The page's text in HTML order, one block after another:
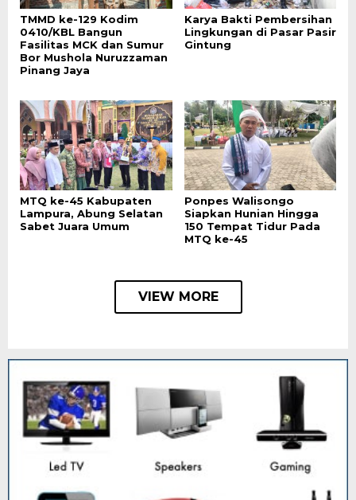
TMMD ke-129 Kodim
0410/KBL Bangun
Fasilitas MCK dan Sumur
Bor Mushola Nuruzzaman
Pinang Jaya
Karya Bakti Pembersihan
Lingkungan di Pasar Pasir
Gintung
MTQ ke-45 Kabupaten
Lampura, Abung Selatan
Sabet Juara Umum
Ponpes Walisongo
Siapkan Hunian Hingga
150 Tempat Tidur Pada
MTQ ke-45
VIEW MORE